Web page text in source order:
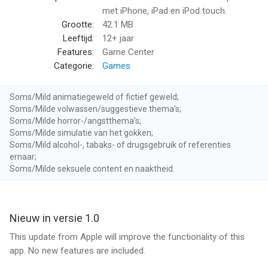
+ Pumping retro tunes by Matt Creamer (Slayin)
+ Worldwide leaderboards and achievements
app voor iPhone, iPad en iPod touch met iOS versie 7.0 of
hoger, geschikt bevonden voor gebruikers met leeftijden vanaf
12 jaar.
Informatie voor Treasure Busteris het laatst vergeleken op 8
Aug om 06:12.
met iPhone, iPad en iPod touch.
Grootte:
42.1 MB
Leeftijd:
12+ jaar
Features:
Game Center
Categorie:
Games
Soms/Mild animatiegeweld of fictief geweld;
Soms/Milde volwassen/suggestieve thema’s;
Soms/Milde horror-/angstthema’s;
Soms/Milde simulatie van het gokken;
Soms/Mild alcohol-, tabaks- of drugsgebruik of referenties
ernaar;
Soms/Milde seksuele content en naaktheid.
Nieuw in versie 1.0
This update from Apple will improve the functionality of this
app. No new features are included.